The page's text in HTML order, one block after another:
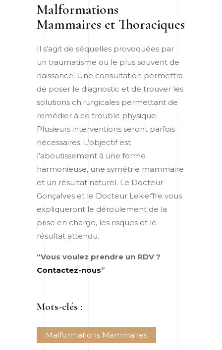
Malformations
Mammaires et Thoraciques
Il s’agit de séquelles provoquées par
un traumatisme ou le plus souvent de
naissance. Une consultation permettra
de poser le diagnostic et de trouver les
solutions chirurgicales permettant de
remédier à ce trouble physique.
Plusieurs interventions seront parfois
nécessaires. L’objectif est
l’aboutissement à une forme
harmonieuse, une symétrie mammaire
et un résultat naturel. Le Docteur
Gonçalves et le Docteur Lekieffre vous
expliqueront le déroulement de la
prise en charge, les risques et le
résultat attendu.
“Vous voulez prendre un RDV ?
Contactez-nous”
Mots-clés :
Malformations Mammaires